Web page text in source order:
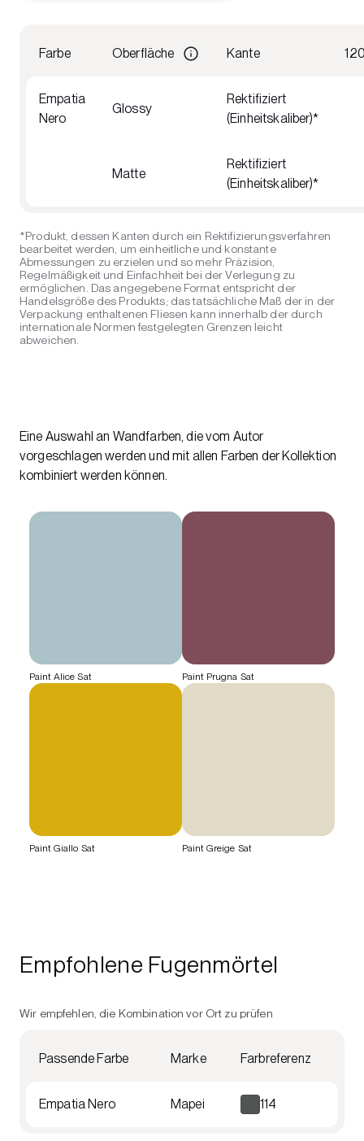
Farbe Oberfläche Kante
Empatia
Nero
Glossy
Rektifiziert
(Einheitskaliber)*
Matte
Rektifiziert
(Einheitskaliber)*
*Produkt, dessen Kanten durch ein Rektifizierungsverfahren
bearbeitet werden, um einheitliche und konstante
Abmessungen zu erzielen und so mehr Präzision,
Regelmäßigkeit und Einfachheit bei der Verlegung zu
ermöglichen. Das angegebene Format entspricht der
Handelsgröße des Produkts; das tatsächliche Maß der in der
Verpackung enthaltenen Fliesen kann innerhalb der durch
internationale Normen festgelegten Grenzen leicht
abweichen.
Eine Auswahl an Wandfarben, die vom Autor
vorgeschlagen werden und mit allen Farben der Kollektion
kombiniert werden können.
Paint Alice Sat Paint Prugna Sat
Paint Giallo Sat Paint Greige Sat
Empfohlene Fugenmörtel
Wir empfehlen, die Kombination vor Ort zu prüfen
Passende Farbe Marke Farbreferenz
Empatia Nero Mapei 114